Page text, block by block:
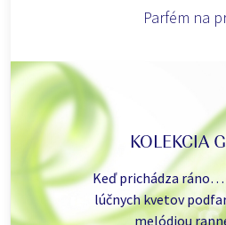
KOLEKCIA
Keď prichádza
lúčnych kvetov
melódiou
Parfém na